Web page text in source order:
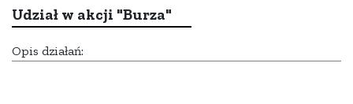
Udział w akcji "Burza"
Opis działań: